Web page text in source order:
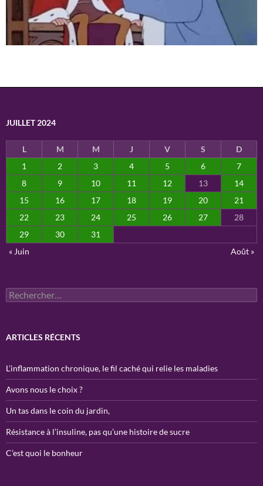
JUILLET 2024
L M M J V S
D
1
2 3 4 5 6
7
8
9 10 11 12 13
14
15
16 17 18 19 20
21
22
23 24 25 26 27
28
29
30
31
« Juin
Août »
Rechercher :
ARTICLES RÉCENTS
L’inflammation chronique, le fil caché qui relie les maladies
Avons nous le choix ?
Un tas dans le coin du jardin,
Résistance à l’insuline, pas qu’une histoire de sucre
C’est quoi le bonheur